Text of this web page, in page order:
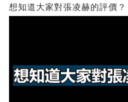
想知道大家對張凌赫的評價？